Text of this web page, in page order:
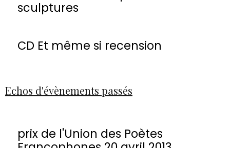
sculptures
CD Et même si recension
Echos d'évènements passés
prix de l'Union des Poètes